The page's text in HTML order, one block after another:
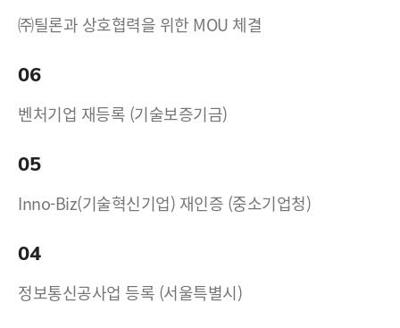
㈜틸론과 상호협력을 위한 MOU 체결
06
벤처기업 재등록 (기술보증기금)
05
Inno-Biz(기술혁신기업) 재인증 (중소기업청)
04
정보통신공사업 등록 (서울특별시)